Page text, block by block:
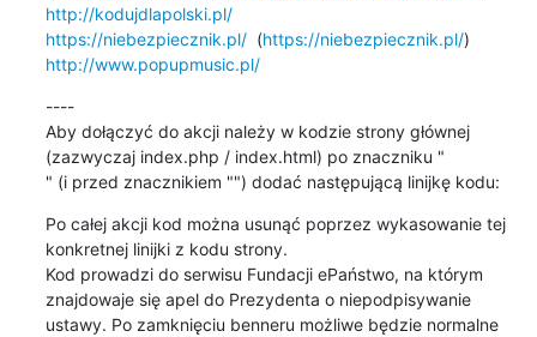
http://kodujdlapolski.pl/
https://niebezpiecznik.pl/
  (
https://niebezpiecznik.pl/
http://www.popupmusic.pl/
----
Aby dołączyć do akcji należy w kodzie strony głównej
(zazwyczaj index.php / index.html) po znaczniku "
" (i przed znacznikiem "") dodać następującą linijkę kodu:
Po całej akcji kod można usunąć poprzez wykasowanie tej
konkretnej linijki z kodu strony.
Kod prowadzi do serwisu Fundacji ePaństwo, na którym
znajdowaje się apel do Prezydenta o niepodpisywanie
ustawy. Po zamknięciu benneru możliwe będzie normalne